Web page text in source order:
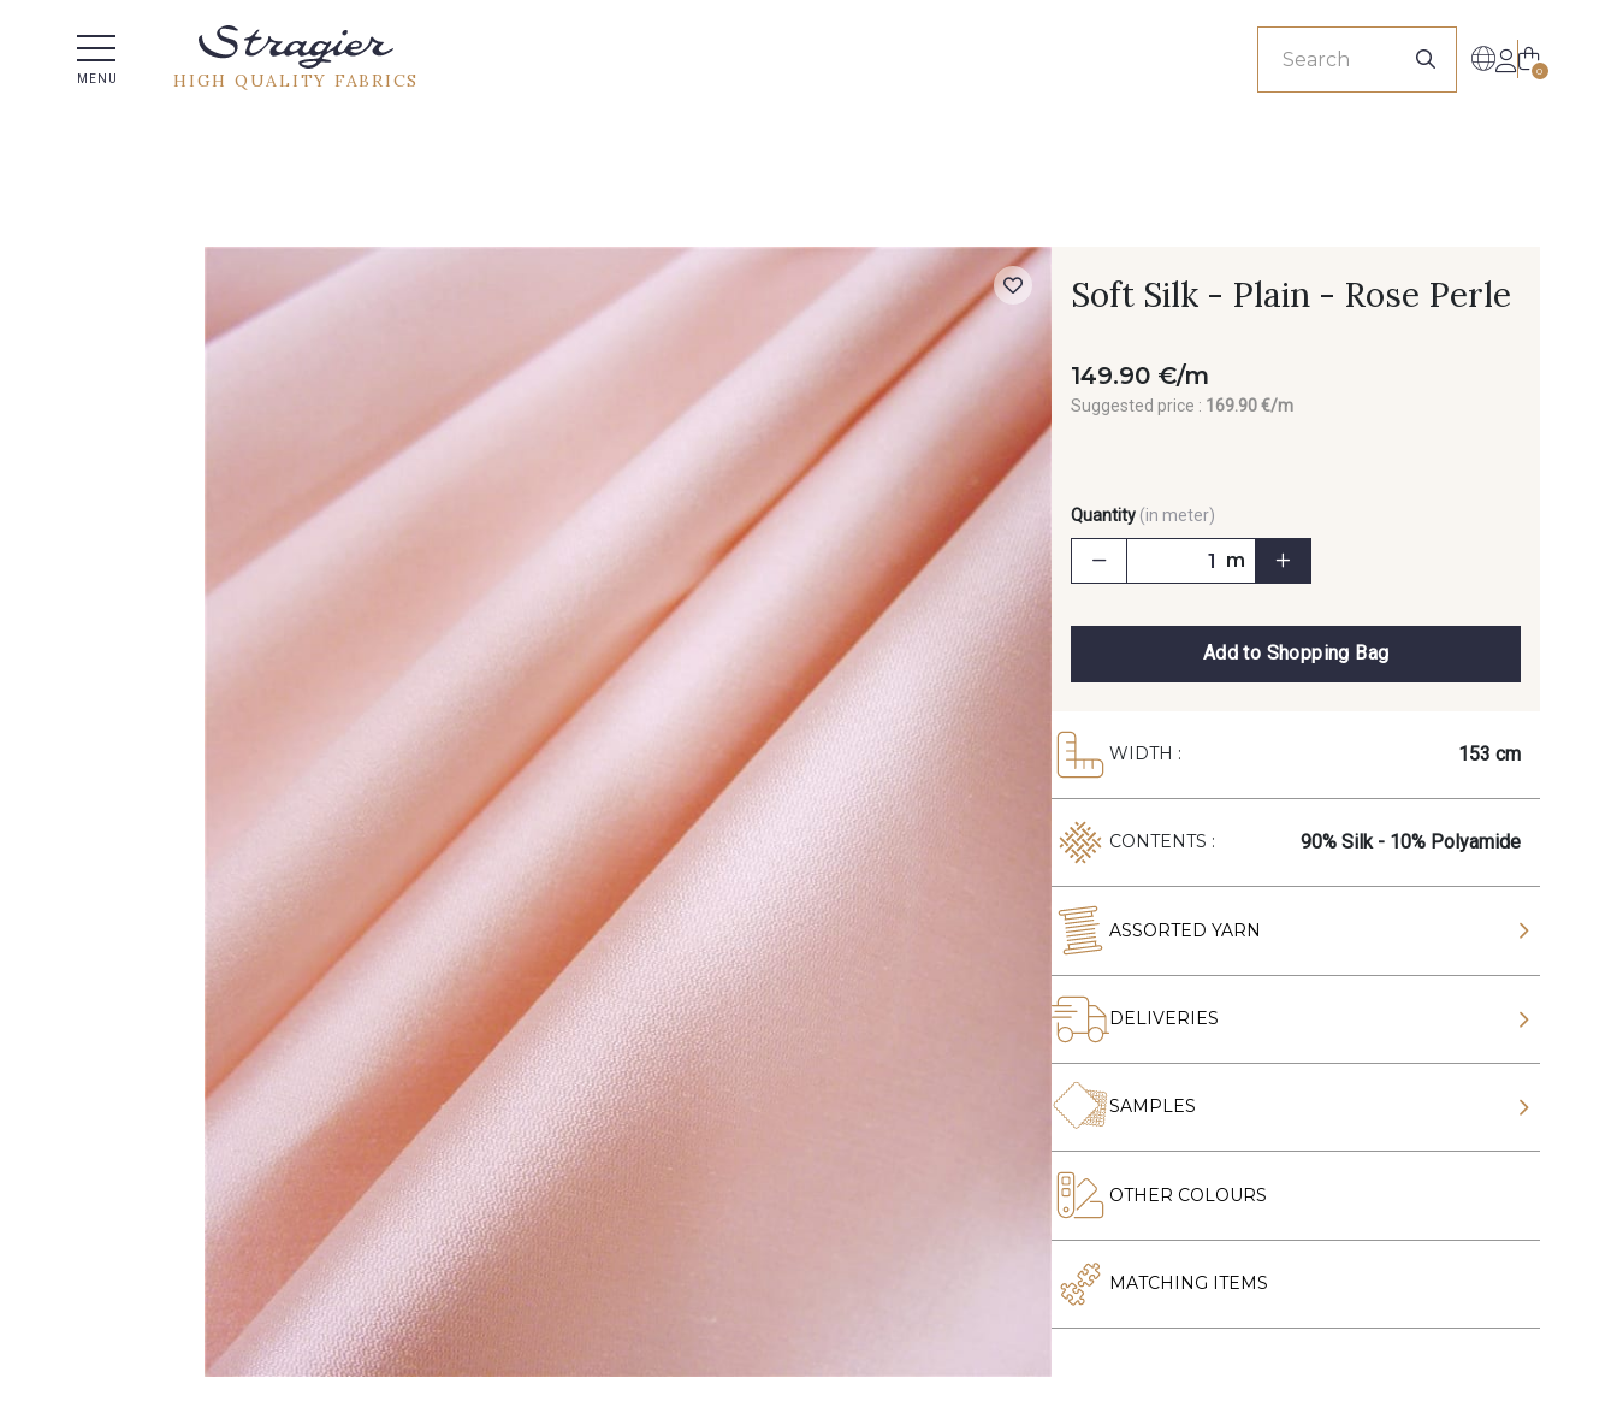
MENU HIGH QUALITY FABRICS 0
Soft Silk - Plain - Rose Perle
149.90 €/m
Suggested price : 169.90 €/m
Quantity (in meter)
m
Add to Shopping Bag
WIDTH : 153 cm
CONTENTS : 90% Silk - 10% Polyamide
ASSORTED YARN
DELIVERIES
SAMPLES
OTHER COLOURS
MATCHING ITEMS